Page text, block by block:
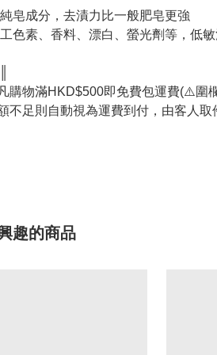
皂成分，去漬力比一般肥皂更強
色素、香料、漂白、螢光劑等，低敏
購物滿HKD$500即免費包運費(⚠️
不足則自動視為運費到付，由客人取
趣的商品